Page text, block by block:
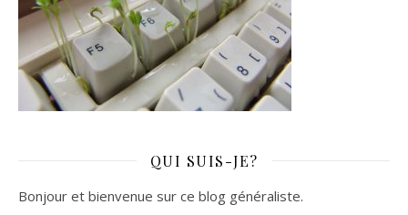
QUI SUIS-JE?
Bonjour et bienvenue sur ce blog généraliste.